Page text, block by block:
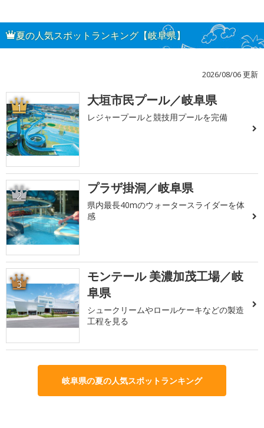
夏の人気スポットランキング【岐阜県】
2026/08/06 更新
1 大垣市民プール／岐阜県
レジャープールと競技用プールを完備
2 プラザ掛洞／岐阜県
県内最長40mのウォータースライダーを体
感
3
モンテール 美濃加茂工場／岐
阜県
シュークリームやロールケーキなどの製造
工程を見る
岐阜県の夏の人気スポットランキング